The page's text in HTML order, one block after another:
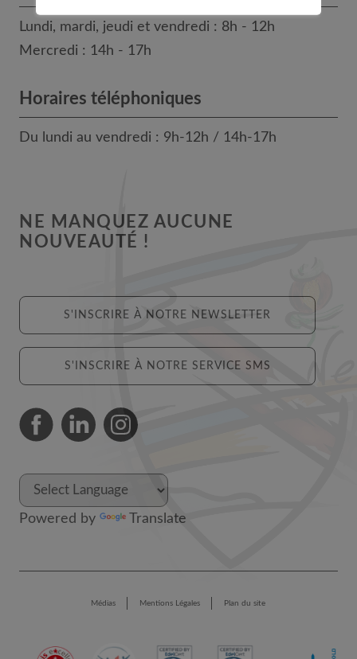
Lundi, mardi, jeudi et vendredi : 8h - 12h
Mercredi : 14h - 17h
Horaires téléphoniques
Du lundi au vendredi : 9h-12h / 14h-17h
NE MANQUEZ AUCUNE
NOUVEAUTÉ !
S'INSCRIRE À NOTRE NEWSLETTER
S'INSCRIRE À NOTRE SERVICE SMS
Powered by Translate
Médias Mentions Légales Plan du site